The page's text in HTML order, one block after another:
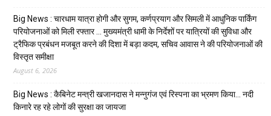
Big News : चारधाम यात्रा होगी और सुगम, कर्णप्रयाग और सिमली में आधुनिक पार्किंग
परियोजनाओं को मिली रफ्तार … मुख्यमंत्री धामी के निर्देशों पर यात्रियों की सुविधा और
ट्रैफिक प्रबंधन मजबूत करने की दिशा में बड़ा कदम, सचिव आवास ने की परियोजनाओं की
विस्तृत समीक्षा
August 6, 2026
Big News : कैबिनेट मन्त्री खजानदास ने मन्नुगंज एवं रिस्पना का भ्रमण किया… नदी
किनारे रह रहे लोगों की सुरक्षा का जायजा